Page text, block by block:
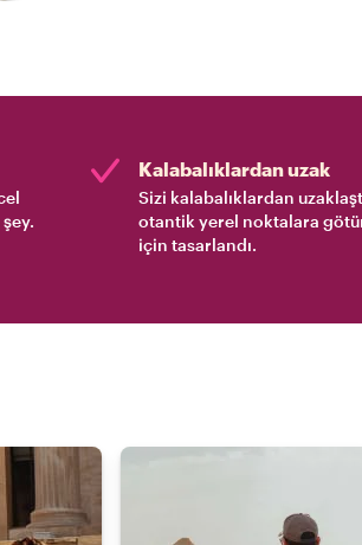
Kalabalıklardan uzak
Sizi kalabalıklardan
otantik yerel noktalara
için tasarlandı.